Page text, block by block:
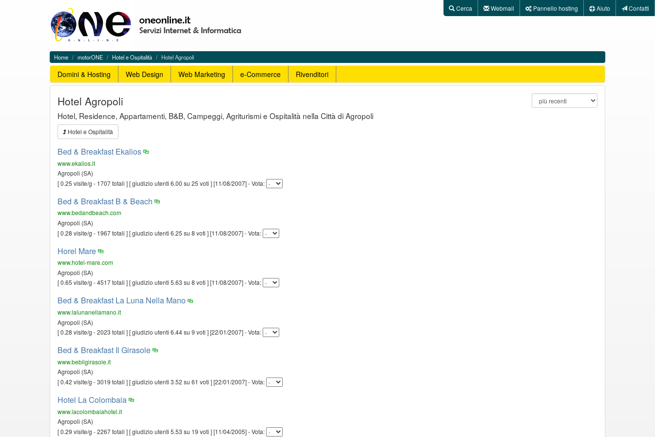
One
On
Line
motorONE,
WEB
Directory
del
Cilento
UtilitàCerca Webmail Pannello hosting Aiuto Contatti
One
On
Line
Menu
di
navigazione
Home motorONE Hotel e Ospitalità Hotel Agropoli
Menu
servizi
Domini & Hosting Web Design Web Marketing e-Commerce Rivenditori
Hotel Agropoli
Hotel, Residence, Appartamenti, B&B, Campeggi, Agriturismi e Ospitalità nella Città di Agropoli
Hotel e Ospitalità
Bed & Breakfast Ekalios
www.ekalios.it
Agropoli (SA)
[ 0.25 visite/g - 1707 totali ] [ giudizio utenti 6.00 su 25 voti ] [11/08/2007] - Vota:
Bed & Breakfast B & Beach
www.bedandbeach.com
Agropoli (SA)
[ 0.28 visite/g - 1967 totali ] [ giudizio utenti 6.25 su 8 voti ] [11/08/2007] - Vota:
Horel Mare
www.hotel-mare.com
Agropoli (SA)
[ 0.65 visite/g - 4517 totali ] [ giudizio utenti 5.63 su 8 voti ] [11/08/2007] - Vota:
Bed & Breakfast La Luna Nella Mano
www.lalunanellamano.it
Agropoli (SA)
[ 0.28 visite/g - 2023 totali ] [ giudizio utenti 6.44 su 9 voti ] [22/01/2007] - Vota:
Bed & Breakfast Il Girasole
www.bebilgirasole.it
Agropoli (SA)
[ 0.42 visite/g - 3019 totali ] [ giudizio utenti 3.52 su 61 voti ] [22/01/2007] - Vota:
Hotel La Colombaia
www.lacolombaiahotel.it
Agropoli (SA)
[ 0.29 visite/g - 2267 totali ] [ giudizio utenti 5.53 su 19 voti ] [11/04/2005] - Vota: